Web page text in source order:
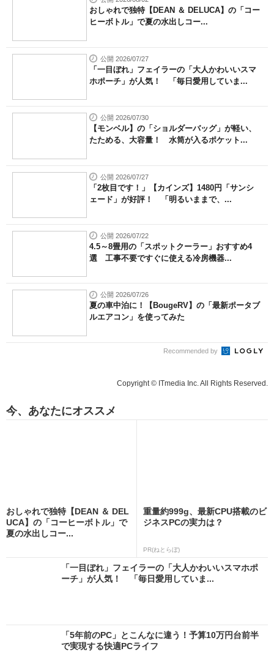
おしゃれで独特【DEAN ＆ DELUCA】の「コー
ヒーボトル」で夏の水出しコー...
公開 2026/07/27
「一目ぼれ」フェイラーの「大人かわいいスマ
ホポーチ」が人気！ 「毎日愛用していま...
公開 2026/07/30
【モンベル】の「ショルダーバッグ」が軽い、
たためる、大容量！ 水筒が入るポケット...
公開 2026/07/27
「2枚目です！」【カインズ】1480円「サンシ
ェード」が好評！ 「明るいままで、...
公開 2026/07/22
4.5～8畳用の「スポットクーラー」おすすめ4
選 工事不要ですぐに使える冷房機器...
公開 2026/07/26
夏の車中泊に！【BougeRV】の「最新ポータブ
ルエアコン」を使ってみた
Recommended by
Copyright © ITmedia Inc. All Rights Reserved.
今、あなたにオススメ
おしゃれで独特【DEAN ＆ DEL
UCA】の「コーヒーボトル」で
夏の水出しコー...
重量約999g、最新CPU搭載のビ
ジネスPCの実力は？
PR(ねとらぼ)
「一目ぼれ」フェイラーの「大人かわいいスマホポ
ーチ」が人気！ 「毎日愛用していま...
「5年前のPC」とこんなに違う！予算10万円台前半
で実現する快適PCライフ